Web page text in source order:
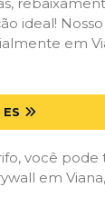
ideal!
em
você
em